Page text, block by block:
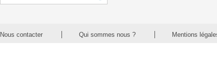
Nous contacter Qui sommes nous ? Mentions